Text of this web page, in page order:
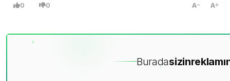
0 0 A A
Buradasizin